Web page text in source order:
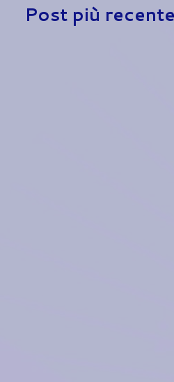
Post più recente